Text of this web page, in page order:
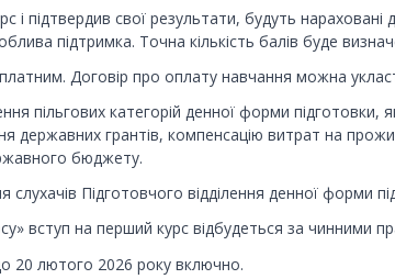
і підтвердив свої результати, будуть нараховані
підтримка. Точна кількість балів буде
Договір про оплату навчання можна
пільгових категорій денної форми
державних грантів, компенсацію витрат на
бюджету.
слухачів Підготовчого відділення денної форми
вступ на перший курс відбудеться за чинними
20 лютого 2026 року включно.